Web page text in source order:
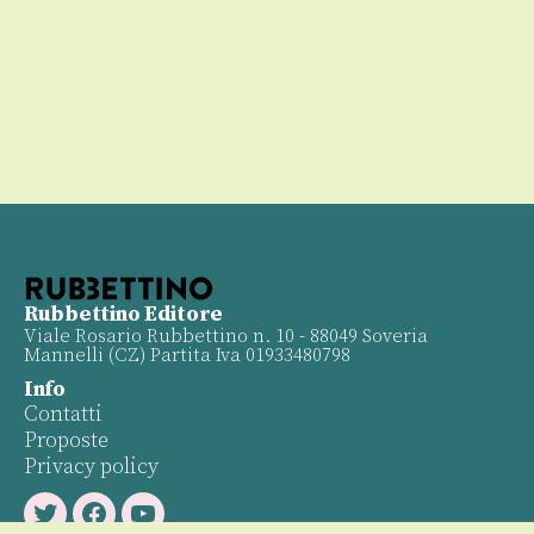
Rubbettino Editore
Viale Rosario Rubbettino n. 10 - 88049 Soveria
Mannelli (CZ) Partita Iva 01933480798
Info
Contatti
Proposte
Privacy policy
TwitterFacebookYoutube